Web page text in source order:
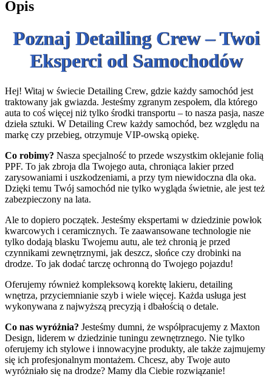
Opis
Poznaj Detailing Crew – Twoi
Eksperci od Samochodów
Hej! Witaj w świecie Detailing Crew, gdzie każdy samochód jest
traktowany jak gwiazda. Jesteśmy zgranym zespołem, dla którego
auta to coś więcej niż tylko środki transportu – to nasza pasja, nasze
dzieła sztuki. W Detailing Crew każdy samochód, bez względu na
markę czy przebieg, otrzymuje VIP-owską opiekę.
Co robimy? Nasza specjalność to przede wszystkim oklejanie folią
PPF. To jak zbroja dla Twojego auta, chroniąca lakier przed
zarysowaniami i uszkodzeniami, a przy tym niewidoczna dla oka.
Dzięki temu Twój samochód nie tylko wygląda świetnie, ale jest też
zabezpieczony na lata.
Ale to dopiero początek. Jesteśmy ekspertami w dziedzinie powłok
kwarcowych i ceramicznych. Te zaawansowane technologie nie
tylko dodają blasku Twojemu autu, ale też chronią je przed
czynnikami zewnętrznymi, jak deszcz, słońce czy drobinki na
drodze. To jak dodać tarczę ochronną do Twojego pojazdu!
Oferujemy również kompleksową korektę lakieru, detailing
wnętrza, przyciemnianie szyb i wiele więcej. Każda usługa jest
wykonywana z najwyższą precyzją i dbałością o detale.
Co nas wyróżnia? Jesteśmy dumni, że współpracujemy z Maxton
Design, liderem w dziedzinie tuningu zewnętrznego. Nie tylko
oferujemy ich stylowe i innowacyjne produkty, ale także zajmujemy
się ich profesjonalnym montażem. Chcesz, aby Twoje auto
wyróżniało się na drodze? Mamy dla Ciebie rozwiązanie!